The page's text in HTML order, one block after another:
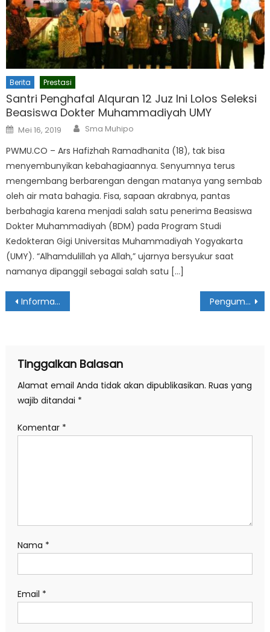
Berita Prestasi
Santri Penghafal Alquran 12 Juz Ini Lolos Seleksi
Beasiswa Dokter Muhammadiyah UMY
Posted
on
Mei 16, 2019 Author
Sma Muhipo
PWMU.CO – Ars Hafizhah Ramadhanita (18), tak bisa
menyembunyikan kebahagiaannya. Senyumnya terus
mengembang berbarengan dengan matanya yang sembab
oleh air mata bahagia. Fisa, sapaan akrabnya, pantas
berbahagia karena menjadi salah satu penerima Beasiswa
Dokter Muhammadiyah (BDM) pada Program Studi
Kedokteran Gigi Universitas Muhammadiyah Yogyakarta
(UMY). “Alhamdulillah ya Allah,” ujarnya bersyukur saat
namanya dipanggil sebagai salah satu […]
Navigasi
Informasi Penerimaan Tenaga Pengajar Dan Karyawan Baru Pengumuman Hasil Seleksi Penerimaan Guru & Staff
Tinggalkan Balasan
Alamat email Anda tidak akan dipublikasikan. Ruas yang
wajib ditandai *
Komentar *
Nama *
Email *